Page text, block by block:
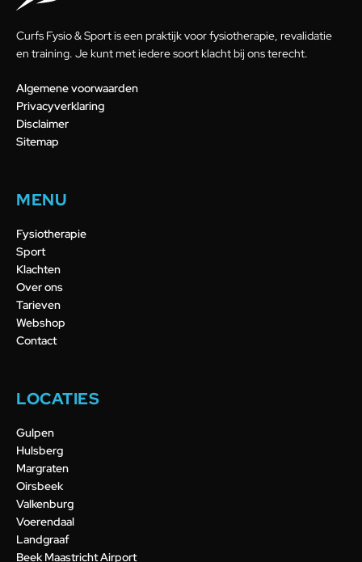
Curfs Fysio & Sport is een praktijk voor fysiotherapie, revalidatie
en training. Je kunt met iedere soort klacht bij ons terecht.
Algemene voorwaarden
Privacyverklaring
Disclaimer
Sitemap
MENU
Fysiotherapie
Sport
Klachten
Over ons
Tarieven
Webshop
Contact
LOCATIES
Gulpen
Hulsberg
Margraten
Oirsbeek
Valkenburg
Voerendaal
Landgraaf
Beek Maastricht Airport